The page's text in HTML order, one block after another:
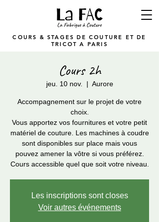
COURS & STAGES DE COUTURE ET DE
TRICOT A PARIS
Cours 2h
jeu. 10 nov.
  |
Aurore
Accompagnement sur le projet de votre
choix.
Vous apportez vos fournitures et votre petit
matériel de couture. Les machines à coudre
sont disponibles sur place mais vous
pouvez amener la vôtre si vous préférez.
Cours accessible quel que soit votre niveau.
Les inscriptions sont closes
Voir autres événements